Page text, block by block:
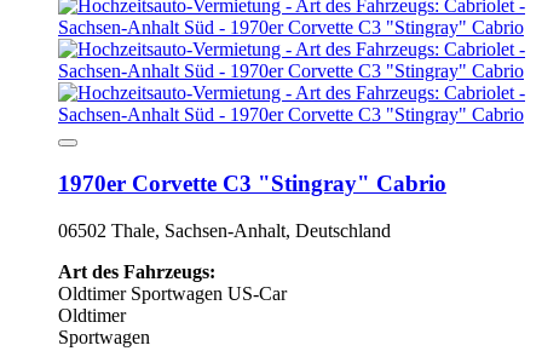
1970er Corvette C3 "Stingray" Cabrio
06502 Thale, Sachsen-Anhalt, Deutschland
Art des Fahrzeugs:
Oldtimer Sportwagen US-Car
Oldtimer
Sportwagen